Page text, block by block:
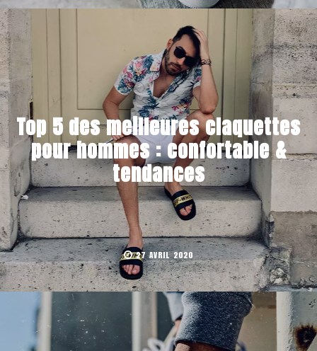
Top 5 des meilleures claquettes
pour hommes : confortable &
tendances
27 AVRIL 2020